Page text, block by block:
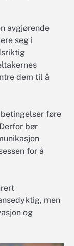
avgjørende
seg i
dem til å
føre
bør
for å
men
og